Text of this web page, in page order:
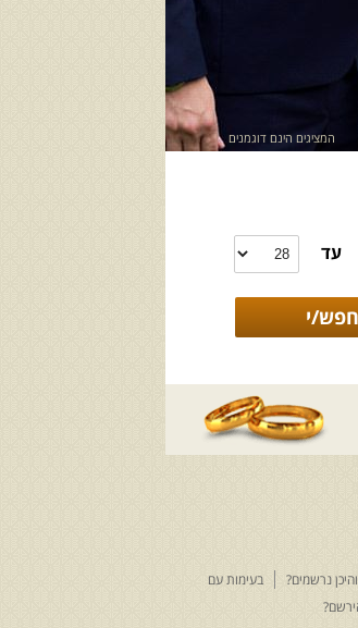
המציגים הינם דוגמנים
עד
נרשמים?
בעימות עם